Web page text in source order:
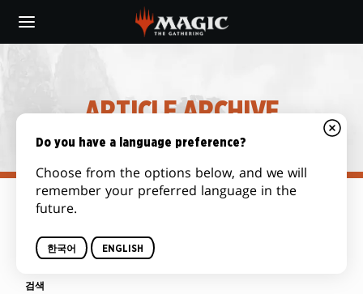
main
ARTICLE ARCHIVE
검색
Do you have a language preference?
Choose from the options below, and we will
remember your preferred language in the
future.
한국어 ENGLISH